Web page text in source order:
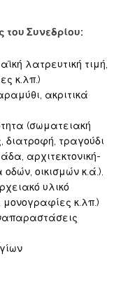
του Συνεδρίου:
λατρευτική τιμή,
κ.λπ.)
ακριτικά
(σωματειακή
διατροφή, τραγούδι
αρχιτεκτονική-
οικισμών κ.ά.).
υλικό
μονογραφίες κ.λπ.)